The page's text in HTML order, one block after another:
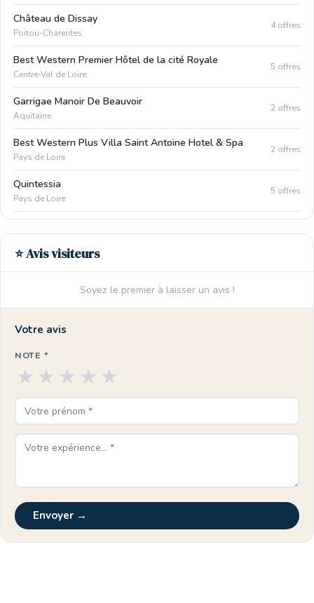
Château de Dissay
Poitou-Charentes
4 offres
Best Western Premier Hôtel de la cité Royale
Centre-Val de Loire
5 offres
Garrigae Manoir De Beauvoir
Aquitaine
2 offres
Best Western Plus Villa Saint Antoine Hotel & Spa
Pays de Loire
2 offres
Quintessia
Pays de Loire
5 offres
⭐ Avis visiteurs
Soyez le premier à laisser un avis !
Votre avis
NOTE *
★
★
★
★
★
Envoyer →